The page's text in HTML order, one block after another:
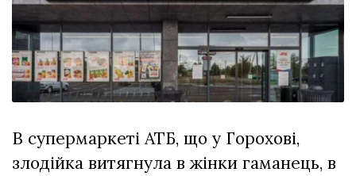
Спартакіада
VolWe...
29 Липня 2026
556 переглядів
Всі розділи
Лайф
Афіша
В супермаркеті АТБ, що у Горохові,
злодійка витягнула в жінки гаманець, в